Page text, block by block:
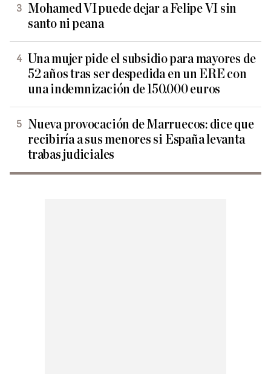
Mohamed VI puede dejar a Felipe VI sin
santo ni peana
Una mujer pide el subsidio para mayores de
52 años tras ser despedida en un ERE con
una indemnización de 150.000 euros
Nueva provocación de Marruecos: dice que
recibiría a sus menores si España levanta
trabas judiciales